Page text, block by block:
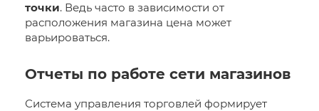
точки. Ведь часто в зависимости от
расположения магазина цена может
варьироваться.
Отчеты по работе сети магазинов
Система управления торговлей формирует